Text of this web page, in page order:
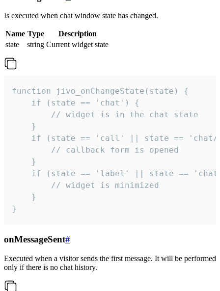
Is executed when chat window state has changed.
Name Type
Description
state
string Current widget state
function jivo_onChangeState(state) {
    if (state == 'chat') {
        // widget is in the chat state
    }
if (state == 'call' || state ==
        // callback form is opened
    }
if (state == 'label' || state ==
        // widget is minimized
    }
}
onMessageSent#
Executed when a visitor sends the first message. It will be performed
only if there is no chat history.